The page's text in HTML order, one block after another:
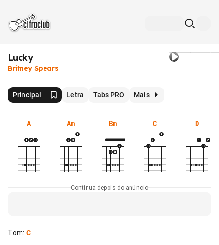
Lucky
Britney Spears
Principal Letra Tabs PRO Mais
A Am Bm C D
Continua depois do anúncio
Tom: C